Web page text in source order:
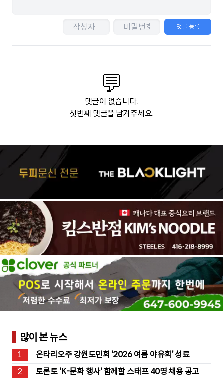
댓글 등록
💬
댓글이 없습니다.
첫번째 댓글을 남겨주세요.
많이 본 뉴스
1
온타리오주 강원도민회 '2026 여름 야유회' 성료
2
토론토 'K-문화 행사' 함께할 스태프 40명 채용 공고